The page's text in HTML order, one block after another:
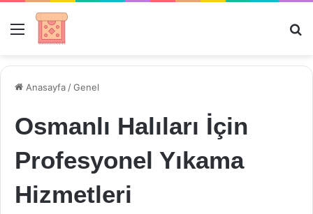
Menü
Anasayfa /Genel
Osmanlı Halıları İçin
Profesyonel Yıkama
Hizmetleri